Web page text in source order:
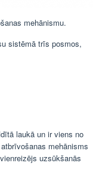
mehānismu.
sistēmā trīs posmos,
laukā un ir viens no
mehānisms
uzsūkšanās